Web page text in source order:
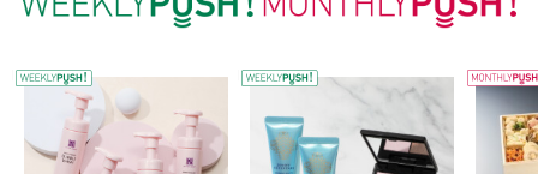
WEEKLY PUSH